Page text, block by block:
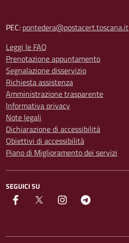
PEC: pontedera@postacert.toscana.it
Leggi le FAQ
Prenotazione appuntamento
Segnalazione disservizio
Richiesta assistenza
Amministrazione trasparente
Informativa privacy
Note legali
Dichiarazione di accessibilità
Obiettivi di accessibilità
Piano di Miglioramento dei servizi
SEGUICI SU
facebook Twitter instagram